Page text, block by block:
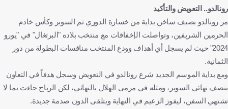
رونالدو.. التعويض والتأكيد
مر رونالدو بصيف ساخن بداية من خسارة الدوري ثم السوبر وكأس خادم
الحرمين الشريفين، وتواصلت الإخفاقات مع منتخب بلاده "البرتغال" في "يورو
2024" حيث لم يسجل أي أهداف وودع المنتخب منافسات البطولة من دور
الثمانية.
ومع بداية الموسم الجديد شرع رونالدو في التعويض وسجل هدفاً في التعاون
بنصف نهائي السوبر، ومثله في مرمى الهلال بالنهائي، لكن الرياح جاءت بما لا
تشتهي السفن، ليفوز الزعيم في النهاية ويتلقى الدون صدمة جديدة.